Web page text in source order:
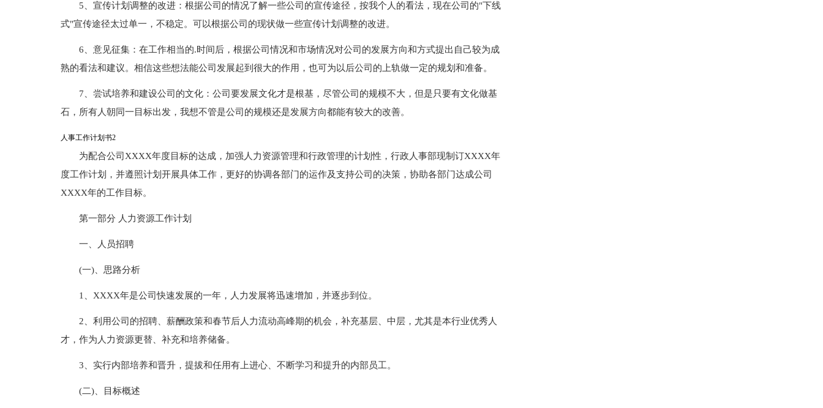
5、宣传计划调整的改进：根据公司的情况了解一些公司的宣传途径，按我个人的看法，现在公司的"下线
式"宣传途径太过单一，不稳定。可以根据公司的现状做一些宣传计划调整的改进。
6、意见征集：在工作相当的.时间后，根据公司情况和市场情况对公司的发展方向和方式提出自己较为成
熟的看法和建议。相信这些想法能公司发展起到很大的作用，也可为以后公司的上轨做一定的规划和准备。
7、尝试培养和建设公司的文化：公司要发展文化才是根基，尽管公司的规模不大，但是只要有文化做基
石，所有人朝同一目标出发，我想不管是公司的规模还是发展方向都能有较大的改善。
人事工作计划书2
为配合公司XXXX年度目标的达成，加强人力资源管理和行政管理的计划性，行政人事部现制订XXXX年
度工作计划，并遵照计划开展具体工作，更好的协调各部门的运作及支持公司的决策，协助各部门达成公司
XXXX年的工作目标。
第一部分 人力资源工作计划
一、人员招聘
(一)、思路分析
1、XXXX年是公司快速发展的一年，人力发展将迅速增加，并逐步到位。
2、利用公司的招聘、薪酬政策和春节后人力流动高峰期的机会，补充基层、中层，尤其是本行业优秀人
才，作为人力资源更替、补充和培养储备。
3、实行内部培养和晋升，提拔和任用有上进心、不断学习和提升的内部员工。
(二)、目标概述